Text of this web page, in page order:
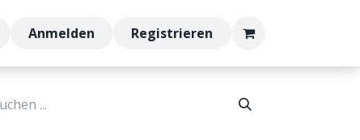
Anmelden Registrieren